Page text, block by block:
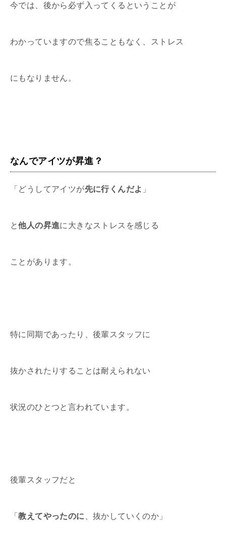
今では、後から必ず入ってくるということが
わかっていますので焦ることもなく、ストレス
にもなりません。
なんでアイツが昇進？
「どうしてアイツが先に行くんだよ 」
と他人の昇進に大きなストレスを感じる
ことがあります。
特に同期であったり、後輩スタッフに
抜かされたりすることは耐えられない
状況のひとつと言われています。
後輩スタッフだと
「教えてやったのに 、抜かしていくのか」